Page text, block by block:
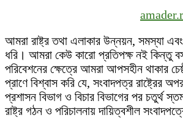
আমরা রাষ্ট্র তথা এলাকার উন্নয়ন, সমস্যা
ধরি। আমরা কেউ কারো প্রতিপক্ষ নই কিন্তু
পরিবেশনের ক্ষেত্রে আমরা আপসহীন থাকার
প্রাণে বিশ্বাস করি যে, সংবাদপত্র রাষ্ট্রের
প্রশাসন বিভাগ ও বিচার বিভাগের পর চতুর্থ
রাষ্ট্র গঠন ও পরিচালনায় দায়িত্বশীল